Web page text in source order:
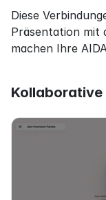
Diese
Präsentation mit
machen Ihre
Kollaborative